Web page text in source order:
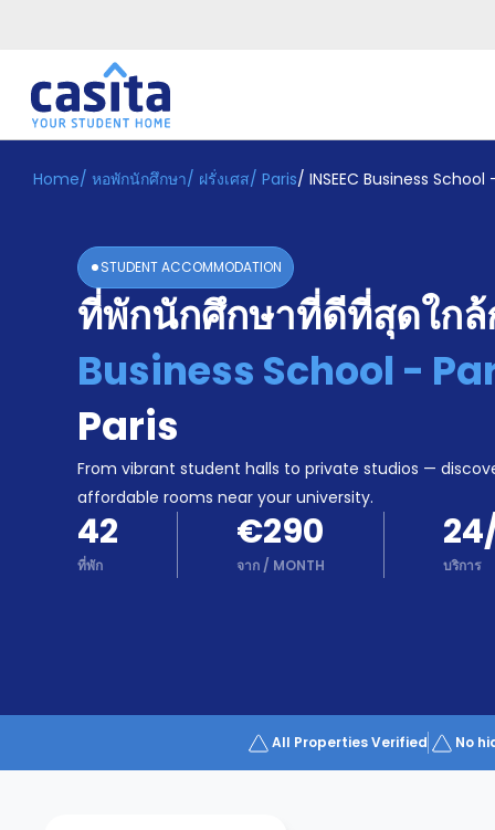
Home TH EUR
ระบบ
Booking
Accommodation
Become
Partner
Support
support
Home/ หอพักนักศึกษา/ ฝรั่งเศส/ Paris/ INSEEC Business
STUDENT ACCOMMODATION
ที่พักนักศึกษาที่ดีที่สุดใก
Business School -
Paris
From vibrant student halls to private studios —
affordable rooms near your university.
42
ที่พัก
€290
จาก / MONTH บริการ
All Properties Verified No